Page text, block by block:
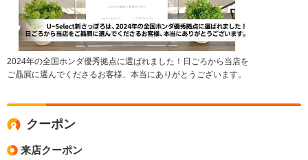
2024年の全国ホンダ優秀拠点に選ばれました！日ごろから当店を
ご贔屓に選んでくださるお客様、本当にありがとうございます。
クーポン
来店クーポン